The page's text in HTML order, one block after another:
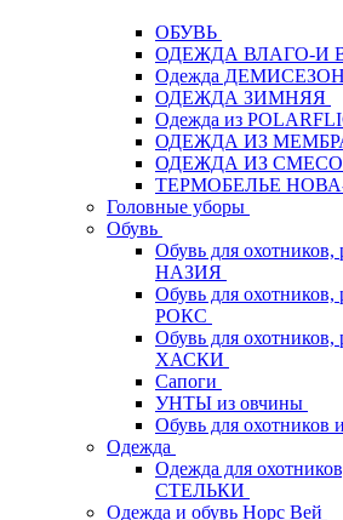
ОБУВЬ
ОДЕЖДА ВЛАГО-И
Одежда
ОДЕЖДА ЗИМНЯЯ
Одежда из
ОДЕЖДА ИЗ
ОДЕЖДА ИЗ
ТЕРМОБЕЛЬЕ
Головные уборы
Обувь
Обувь для охотников,
НАЗИЯ
Обувь для охотников,
РОКС
Обувь для охотников,
ХАСКИ
Сапоги
УНТЫ из овчины
Обувь для охотников
Одежда
Одежда для
СТЕЛЬКИ
Одежда и обувь Норс Вей